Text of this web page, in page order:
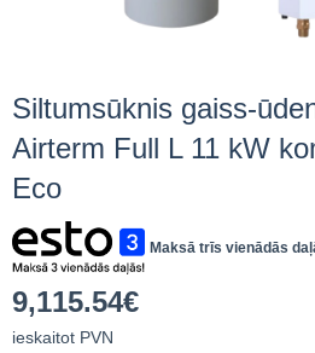
Siltumsūknis gaiss-
Airterm Full L 11 kW
Eco
Maksā trīs vienādās
9,115.54€
ieskaitot PVN